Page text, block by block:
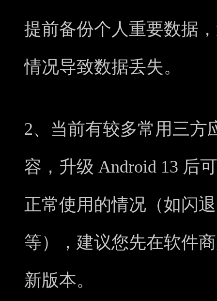
提前备份个人重要数据
情况导致数据丢失。
2、当前有较多常用三方
容，升级 Android 13 后
正常使用的情况（如闪
等），建议您先在软件
新版本。